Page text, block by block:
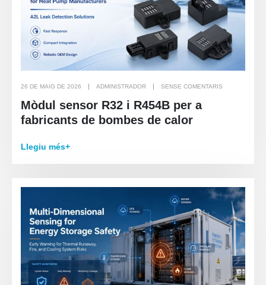
26 DE MAIG DE 2026 ADMINISTRADOR SENSE COMENTARIS
Mòdul sensor R32 i R454B per a
fabricants de bombes de calor
Llegiu més+